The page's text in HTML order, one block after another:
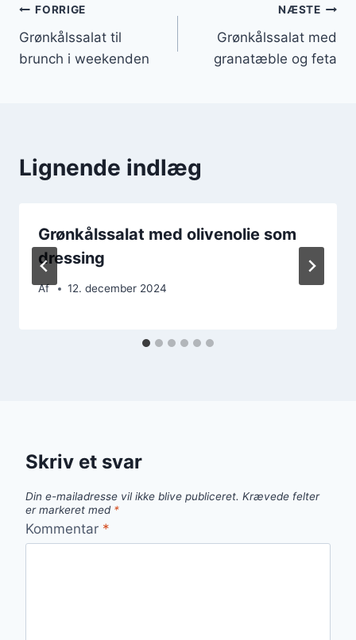
Indlægsnavigation
FORRIGE
Grønkålssalat til
brunch i weekenden
NÆSTE
Grønkålssalat med
granatæble og feta
Lignende indlæg
Grønkålssalat med olivenolie som
dressing
Af 12. december 2024
Skriv et svar
Din e-mailadresse vil ikke blive publiceret. Krævede felter
er markeret med *
Kommentar *